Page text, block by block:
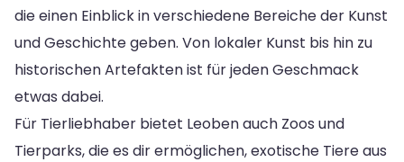
die einen Einblick in verschiedene Bereiche der Kunst
und Geschichte geben. Von lokaler Kunst bis hin zu
historischen Artefakten ist für jeden Geschmack
etwas dabei.
Für Tierliebhaber bietet Leoben auch Zoos und
Tierparks, die es dir ermöglichen, exotische Tiere aus